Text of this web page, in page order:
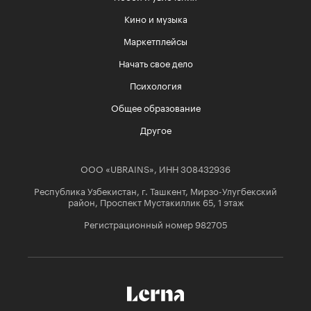
Кино и музыка
Маркетплейсы
Начать свое дело
Психология
Общее образование
Другое
ООО «UBRAINS», ИНН 308432936
Республика Узбекистан, г. Ташкент, Мирзо-Улугбекский
район, Проспект Мустакиллик 65, 1 этаж
Регистрационный номер 982705